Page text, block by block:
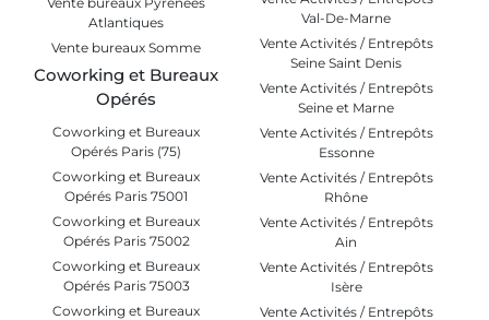
Atlantiques
Vente bureaux Somme
Coworking et Bureaux
Opérés
Coworking et Bureaux
Opérés Paris (75)
Coworking et Bureaux
Opérés Paris 75001
Coworking et Bureaux
Opérés Paris 75002
Coworking et Bureaux
Opérés Paris 75003
Coworking et Bureaux
Val-De-Marne
Vente Activités / Entrepôts
Seine Saint Denis
Vente Activités / Entrepôts
Seine et Marne
Vente Activités / Entrepôts
Essonne
Vente Activités / Entrepôts
Rhône
Vente Activités / Entrepôts
Ain
Vente Activités / Entrepôts
Isère
Vente Activités / Entrepôts